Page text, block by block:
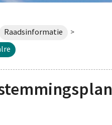
Raadsinformatie >